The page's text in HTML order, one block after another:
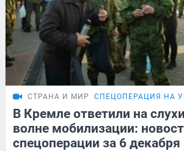
СТРАНА И МИР СПЕЦОПЕРАЦИЯ НА
В Кремле ответили на
волне мобилизации:
спецоперации за 6 декабря